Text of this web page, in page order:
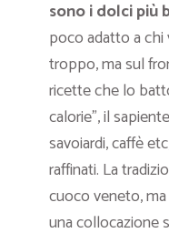
sono i dolci più
poco adatto a chi
troppo, ma sul
ricette che lo
calorie”, il
savoiardi, caffè
raffinati. La
cuoco veneto,
una collocazione